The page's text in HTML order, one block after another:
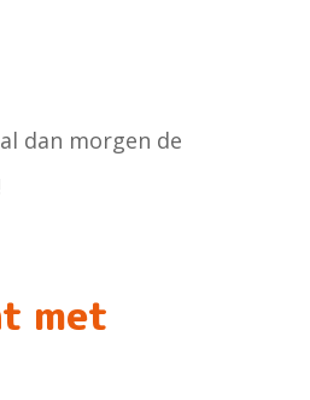
dan morgen de
met